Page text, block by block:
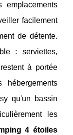
emplacements
facilement
de détente.
: serviettes,
à portée
qu'un bassin
les
4 étoiles